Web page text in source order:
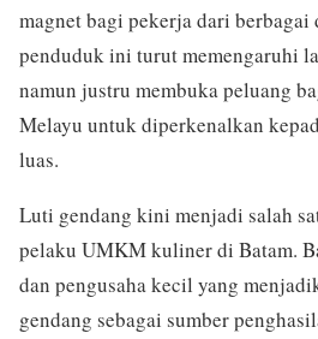
magnet bagi pekerja dari berbagai
penduduk ini turut memengaruhi
namun justru membuka peluang
Melayu untuk diperkenalkan
luas.
Luti gendang kini menjadi salah
pelaku UMKM kuliner di Batam.
dan pengusaha kecil yang
gendang sebagai sumber